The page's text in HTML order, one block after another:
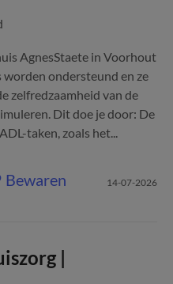
AgnesStaete in Voorhout
ondersteund en ze
zelfredzaamheid van de
Dit doe je door: De
taken, zoals het...
Bewaren 14-07-2026
|